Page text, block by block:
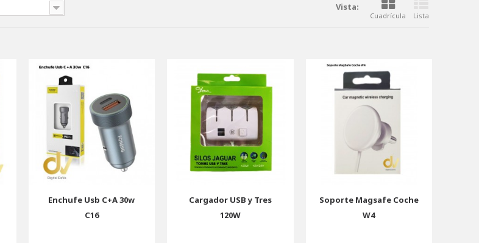
Vista:
Cuadrícula Lista
Enchufe Usb C+A 30w
C16
Cargador USB y Tres
120W
Soporte Magsafe Coche
W4